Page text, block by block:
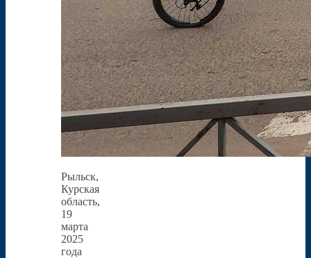
Рыльск,
Курская
область,
19
марта
2025
года